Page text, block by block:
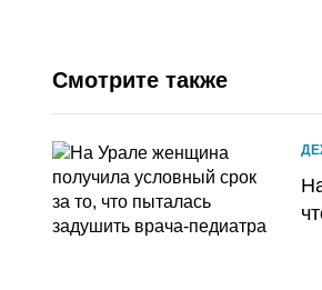
Смотрите также